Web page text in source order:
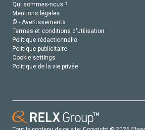
Qui sommes-nous ?
Mentions légales
© - Avertissements
Termes et conditions d'utilisation
Politique rédactionnelle
Politique publicitaire
Cookie settings
Politique de la vie privée